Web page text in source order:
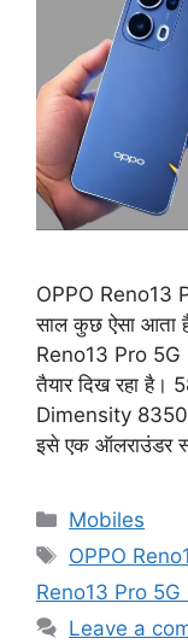
OPPO Reno13
साल कुछ ऐसा आता
Reno13 Pro 5G
तैयार दिख रहा है।
Dimensity 8350
इसे एक ऑलराउंडर
Categories
Mobiles
Tags
OPPO
Reno13 Pro
Leave a